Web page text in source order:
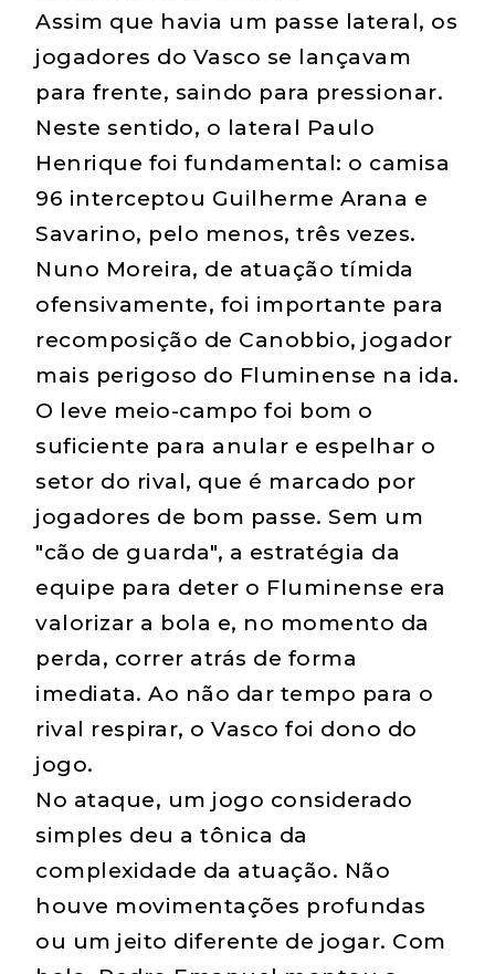
Assim que havia um passe lateral, os
jogadores do Vasco se lançavam
para frente, saindo para pressionar.
Neste sentido, o lateral Paulo
Henrique foi fundamental: o camisa
96 interceptou Guilherme Arana e
Savarino, pelo menos, três vezes.
Nuno Moreira, de atuação tímida
ofensivamente, foi importante para
recomposição de Canobbio, jogador
mais perigoso do Fluminense na ida.
O leve meio-campo foi bom o
suficiente para anular e espelhar o
setor do rival, que é marcado por
jogadores de bom passe. Sem um
"cão de guarda", a estratégia da
equipe para deter o Fluminense era
valorizar a bola e, no momento da
perda, correr atrás de forma
imediata. Ao não dar tempo para o
rival respirar, o Vasco foi dono do
jogo.
No ataque, um jogo considerado
simples deu a tônica da
complexidade da atuação. Não
houve movimentações profundas
ou um jeito diferente de jogar. Com